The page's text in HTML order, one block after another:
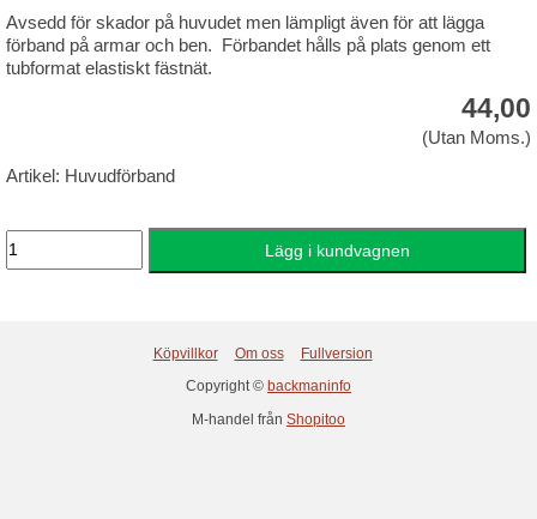
Avsedd för skador på huvudet men lämpligt även för att lägga
förband på armar och ben. Förbandet hålls på plats genom ett
tubformat elastiskt fästnät.
44,00
(Utan Moms.)
Artikel: Huvudförband
Köpvillkor Om oss
Fullversion
Copyright © backmaninfo
M-handel från Shopitoo